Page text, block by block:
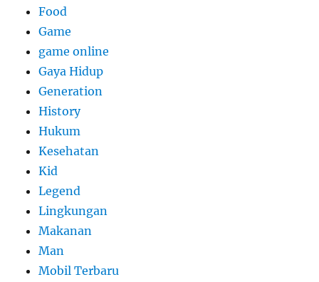
Food
Game
game online
Gaya Hidup
Generation
History
Hukum
Kesehatan
Kid
Legend
Lingkungan
Makanan
Man
Mobil Terbaru